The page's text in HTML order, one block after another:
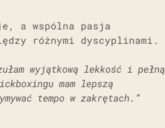
a wspólna pasja
różnymi dyscyplinami.
wyjątkową lekkość i pełną
mam lepszą
tempo w zakrętach.”